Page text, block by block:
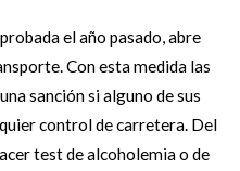
el año pasado, abre
Con esta medida las
sanción si alguno de sus
control de carretera. Del
test de alcoholemia o de